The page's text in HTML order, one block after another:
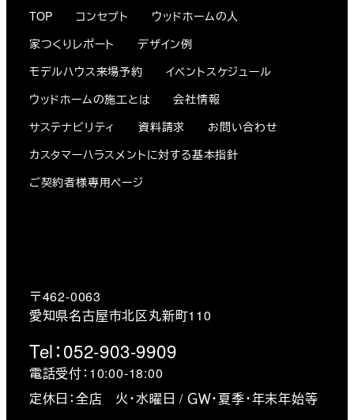
〒462-0063
愛知県名古屋市北区丸新町110
Tel：052-903-9909
電話受付：10:00-18:00
定休日：全店 火・水曜日 / ＧＷ・夏季・年末年始等
TOP コンセプト
ウッドホームの人
家つくりレポート
デザイン例
モデルハウス来場予約
イベントスケジュール
ウッドホームの施工とは
会社情報
サステナビリティ
資料請求
お問い合わせ
カスタマーハラスメントに対する基本指針
ご契約者様専用ページ